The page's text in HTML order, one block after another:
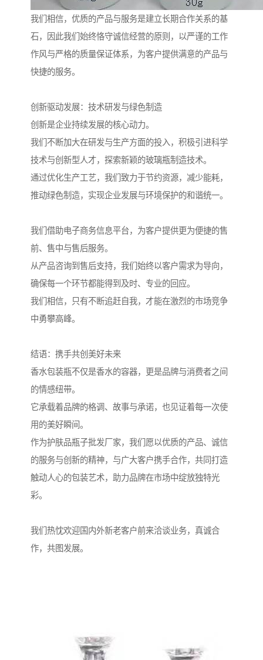
我们相信，优质的产品与服务是建立长期合作关系的基
石，因此我们始终恪守诚信经营的原则，以严谨的工作
作风与严格的质量保证体系，为客户提供满意的产品与
快捷的服务。
创新驱动发展：技术研发与绿色制造
创新是企业持续发展的核心动力。
我们不断加大在研发与生产方面的投入，积极引进科学
技术与创新型人才，探索新颖的玻璃瓶制造技术。
通过优化生产工艺，我们致力于节约资源，减少能耗，
推动绿色制造，实现企业发展与环境保护的和谐统一。
我们借助电子商务信息平台，为客户提供更为便捷的售
前、售中与售后服务。
从产品咨询到售后支持，我们始终以客户需求为导向，
确保每一个环节都能得到及时、专业的回应。
我们相信，只有不断追赶自我，才能在激烈的市场竞争
中勇攀高峰。
结语：携手共创美好未来
香水包装瓶不仅是香水的容器，更是品牌与消费者之间
的情感纽带。
它承载着品牌的格调、故事与承诺，也见证着每一次使
用的美好瞬间。
作为护肤品瓶子批发厂家，我们愿以优质的产品、诚信
的服务与创新的精神，与广大客户携手合作，共同打造
触动人心的包装艺术，助力品牌在市场中绽放独特光
彩。
我们热忱欢迎国内外新老客户前来洽谈业务，真诚合
作，共图发展。